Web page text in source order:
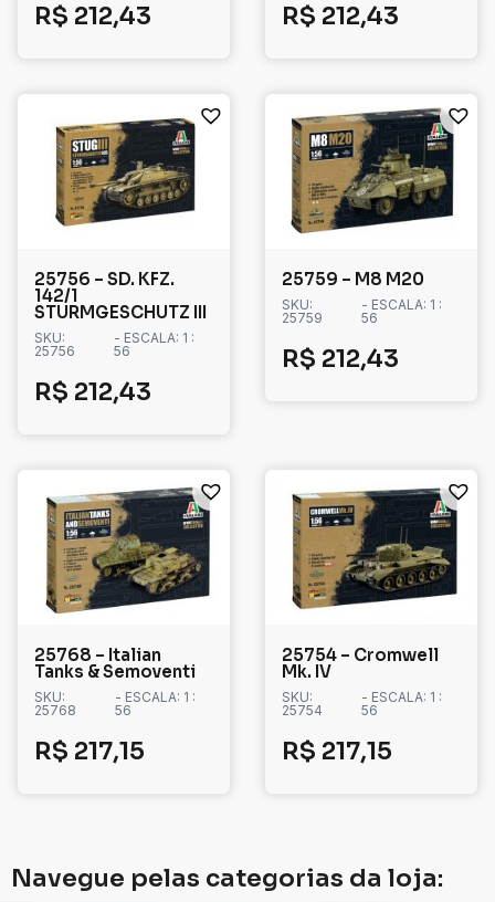
R$ 212,43 R$ 212,43
25756 – SD. KFZ.
142/1
STURMGESCHUTZ III
SKU:
25756
- ESCALA: 1 :
56
R$ 212,43
25759 – M8 M20
SKU:
25759
- ESCALA: 1 :
56
R$ 212,43
25768 – Italian
Tanks & Semoventi
SKU:
25768
- ESCALA: 1 :
56
R$ 217,15
25754 – Cromwell
Mk. IV
SKU:
25754
- ESCALA: 1 :
56
R$ 217,15
Navegue pelas categorias da loja: